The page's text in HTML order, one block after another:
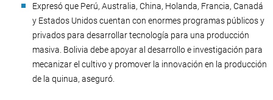
Expresó que Perú, Australia, China, Holanda, Francia, Canadá
y Estados Unidos cuentan con enormes programas públicos y
privados para desarrollar tecnología para una producción
masiva. Bolivia debe apoyar al desarrollo e investigación para
mecanizar el cultivo y promover la innovación en la producción
de la quinua, aseguró.